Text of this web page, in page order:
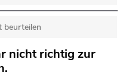
beurteilen
nicht richtig zur